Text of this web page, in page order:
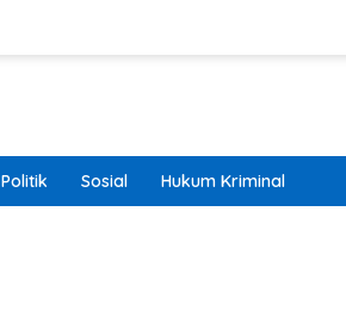
Politik Sosial Hukum Kriminal